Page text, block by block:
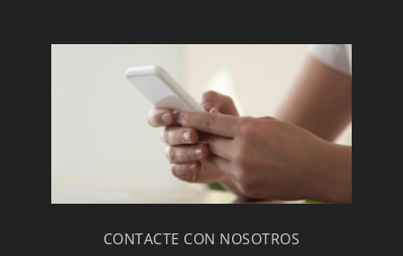
CONTACTE CON NOSOTROS